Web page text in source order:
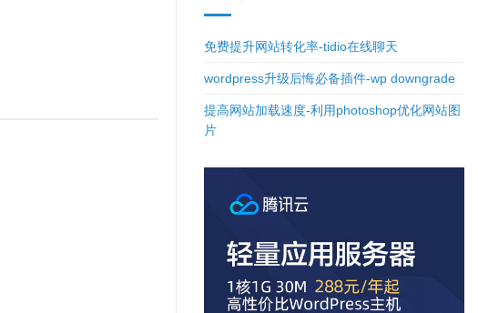
免费提升网站转化率-tidio在线聊天
wordpress升级后悔必备插件-wp downgrade
提高网站加载速度-利用photoshop优化网站图
片